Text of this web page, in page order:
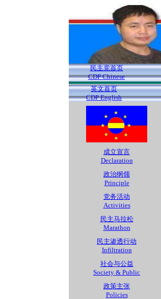
民主党首页
CDP Chinese
英文首页
CDP English
成立宣言
Declaration
政治纲领
Principle
党务活动
Activities
民主马拉松
Marathon
民主渗透行动
Infiltration
社会与公益
Society & Public
政策主张
Policies